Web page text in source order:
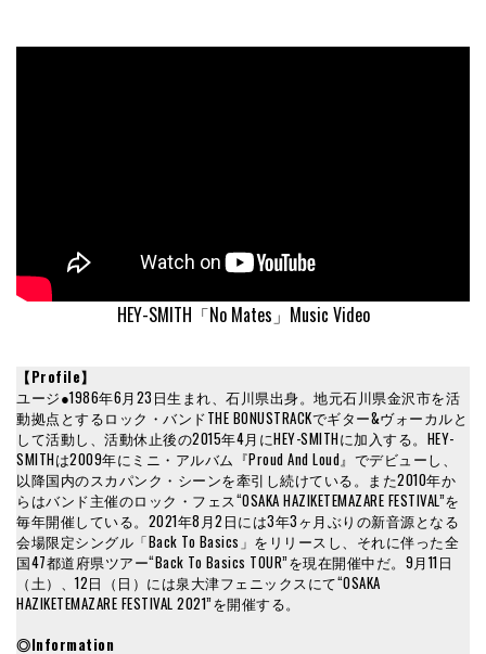
HEY-SMITH「No Mates」Music Video
【Profile】
ユージ●1986年6月23日生まれ、石川県出身。地元石川県金沢市を活
動拠点とするロック・バンドTHE BONUSTRACKでギター&ヴォーカルと
して活動し、活動休止後の2015年4月にHEY-SMITHに加入する。HEY-
SMITHは2009年にミニ・アルバム『Proud And Loud』でデビューし、
以降国内のスカパンク・シーンを牽引し続けている。また2010年か
らはバンド主催のロック・フェス“OSAKA HAZIKETEMAZARE FESTIVAL”を
毎年開催している。2021年8月2日には3年3ヶ月ぶりの新音源となる
会場限定シングル「Back To Basics」をリリースし、それに伴った全
国47都道府県ツアー“Back To Basics TOUR”を現在開催中だ。9月11日
（土）、12日（日）には泉大津フェニックスにて“OSAKA
HAZIKETEMAZARE FESTIVAL 2021”を開催する。
◎Information